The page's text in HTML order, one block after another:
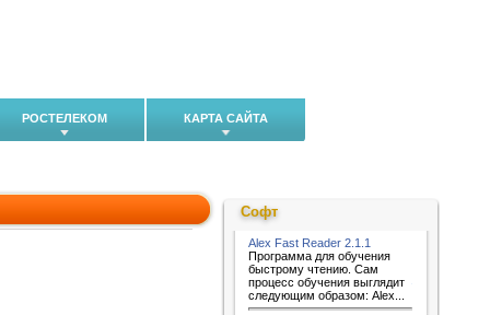
РОСТЕЛЕКОМ КАРТА САЙТА
Софт
Alex Fast Reader 2.1.1
Программа для обучения
быстрому чтению. Сам
процесс обучения выглядит
следующим образом: Alex...